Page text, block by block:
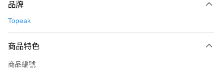
信用卡一次付款
Apple Pay
ATM付款
品牌
Topeak
商品特色
商品編號